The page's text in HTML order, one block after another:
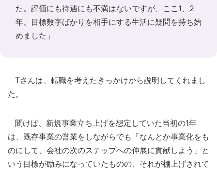
た。評価にも待遇にも不満はないですが、ここ1、2
年、目標数字ばかりを相手にする生活に疑問を持ち始
めました」
Tさんは、転職を考えたきっかけから説明してくれまし
た。
聞けば、新規事業立ち上げを想定していた当初の1年
は、既存事業の営業をしながらでも「なんとか事業化をも
のにして、会社の次のステップへの伸展に貢献しよう」と
いう目標が励みになっていたものの、それが棚上げされて